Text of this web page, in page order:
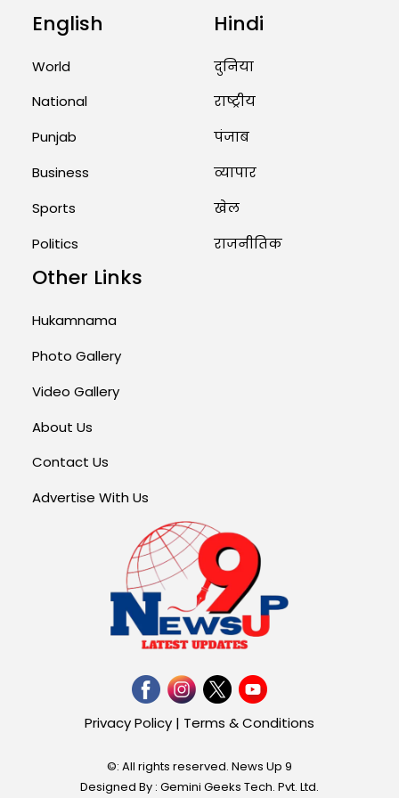
Unique Wedding: Twin Sisters
Priests Conducting Rituals...
August 1, 2026 11:24 AM
English
World
National
Punjab
Business
Sports
Politics
Hindi
दुनिया
राष्ट्रीय
पंजाब
व्यापार
खेल
राजनीतिक
Other Links
Hukamnama
Photo Gallery
Video Gallery
About Us
Contact Us
Advertise With Us
Privacy Policy | Terms & Conditions
©: All rights reserved. News Up 9
Designed By : Gemini Geeks Tech. Pvt. Ltd.